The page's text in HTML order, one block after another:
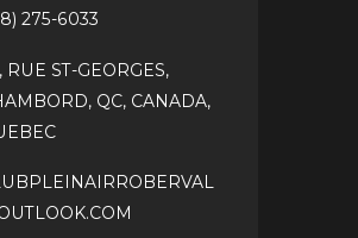
275-6033
RUE ST-GEORGES,
QC, CANADA,